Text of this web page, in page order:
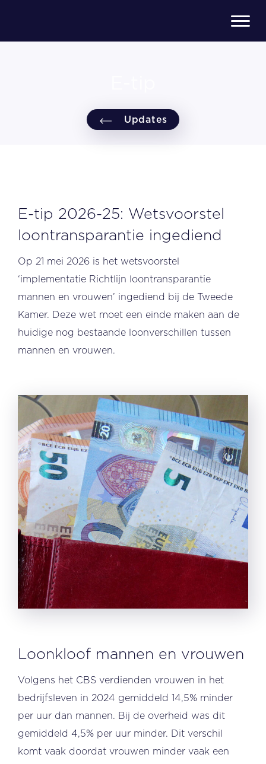
Updates
E-tip 2026-25: Wetsvoorstel
loontransparantie ingediend
Op 21 mei 2026 is het wetsvoorstel
‘implementatie Richtlijn loontransparantie
mannen en vrouwen’ ingediend bij de Tweede
Kamer. Deze wet moet een einde maken aan de
huidige nog bestaande loonverschillen tussen
mannen en vrouwen.
Loonkloof mannen en vrouwen
Volgens het CBS verdienden vrouwen in het
bedrijfsleven in 2024 gemiddeld 14,5% minder
per uur dan mannen. Bij de overheid was dit
gemiddeld 4,5% per uur minder. Dit verschil
komt vaak doordat vrouwen minder vaak een